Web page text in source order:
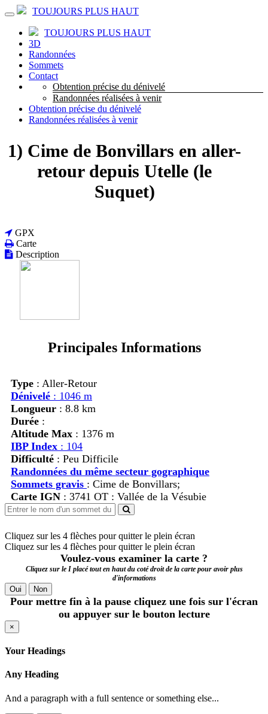
TOUJOURS PLUS HAUT
TOUJOURS PLUS HAUT
3D
Randonnées
Sommets
Contact
Obtention précise du dénivelé
Randonnées réalisées à venir
Obtention précise du dénivelé
Randonnées réalisées à venir
1) Cime de Bonvillars en aller-
retour depuis Utelle (le
Suquet)
GPX
Carte
Description
Principales Informations
Type : Aller-Retour
Dénivelé : 1046 m
Longueur : 8.8 km
Durée :
Altitude Max : 1376 m
IBP Index : 104
Difficulté : Peu Difficile
Randonnées du même secteur gographique
Sommets gravis : Cime de Bonvillars;
Carte IGN : 3741 OT : Vallée de la Vésubie
Cliquez sur les 4 flèches pour quitter le plein écran
Cliquez sur les 4 flèches pour quitter le plein écran
Voulez-vous examiner la carte ?
Cliquez sur le I placé tout en haut du coté droit de la carte pour avoir plus
d'informations
Oui Non
Pour mettre fin à la pause cliquez une fois sur l'écran
ou appuyer sur le bouton lecture
×
Your Headings
Any Heading
And a paragraph with a full sentence or something else...